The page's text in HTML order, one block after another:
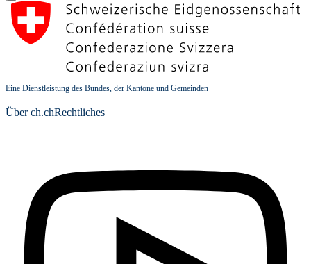
Eine Dienstleistung des Bundes, der Kantone und Gemeinden
Über ch.chRechtliches